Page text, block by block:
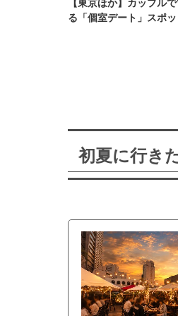
る「個室デート」スポ
初夏に行き